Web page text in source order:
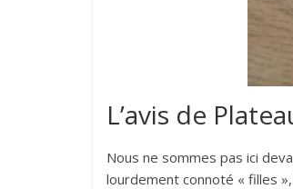
L’avis de
Nous ne sommes pas ici
lourdement connoté « filles